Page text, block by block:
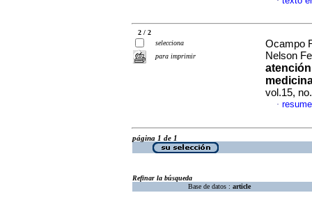
2 / 2
selecciona
para imprimir
Ocampo
Nelson
vol.15,
·
página 1 de 1
Refinar la búsqueda
Base de datos : article